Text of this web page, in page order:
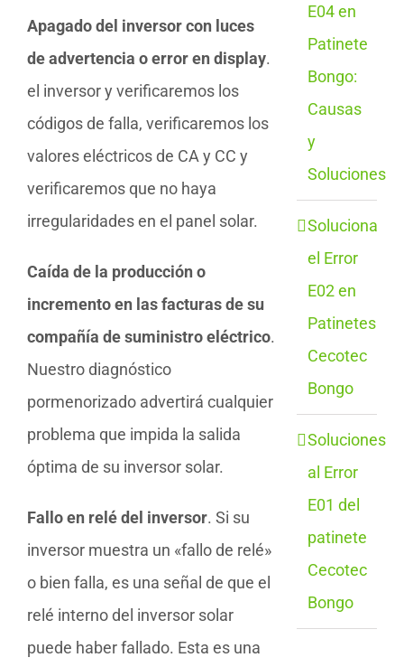
Apagado del inversor con luces
de advertencia o error en display.
el inversor y verificaremos los
códigos de falla, verificaremos los
valores eléctricos de CA y CC y
verificaremos que no haya
irregularidades en el panel solar.
Caída de la producción o
incremento en las facturas de su
compañía de suministro eléctrico.
Nuestro diagnóstico
pormenorizado advertirá cualquier
problema que impida la salida
óptima de su inversor solar.
Fallo en relé del inversor. Si su
inversor muestra un «fallo de relé»
o bien falla, es una señal de que el
relé interno del inversor solar
puede haber fallado. Esta es una
E04 en
Patinete
Bongo:
Causas
y
Soluciones
Soluciona
el Error
E02 en
Patinetes
Cecotec
Bongo
Soluciones
al Error
E01 del
patinete
Cecotec
Bongo